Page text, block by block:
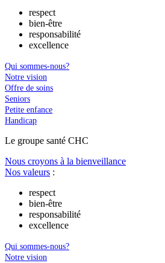
respect
bien-être
responsabilité
excellence
Qui sommes-nous?
Notre vision
Offre de soins
Seniors
Petite enfance
Handicap
Le groupe santé CHC
Nous croyons à la bienveillance
Nos valeurs :
respect
bien-être
responsabilité
excellence
Qui sommes-nous?
Notre vision